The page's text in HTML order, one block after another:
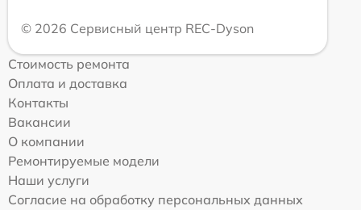
© 2026 Сервисный центр REC-Dyson
Стоимость ремонта
Оплата и доставка
Контакты
Вакансии
О компании
Ремонтируемые модели
Наши услуги
Согласие на обработку персональных данных